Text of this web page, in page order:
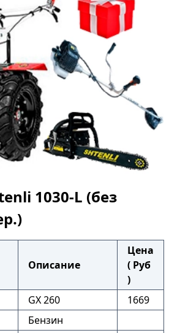
1030-L (без
Описание
Цена
( Руб
)
GX 260
1669
Бензин